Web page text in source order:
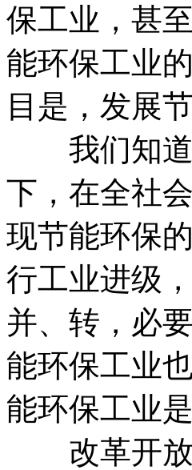
保工业，甚
能环保工业
目是，发展
我们知道
下，在全社
现节能环保
行工业进级
并、转，必
能环保工业
能环保工业
改革开放